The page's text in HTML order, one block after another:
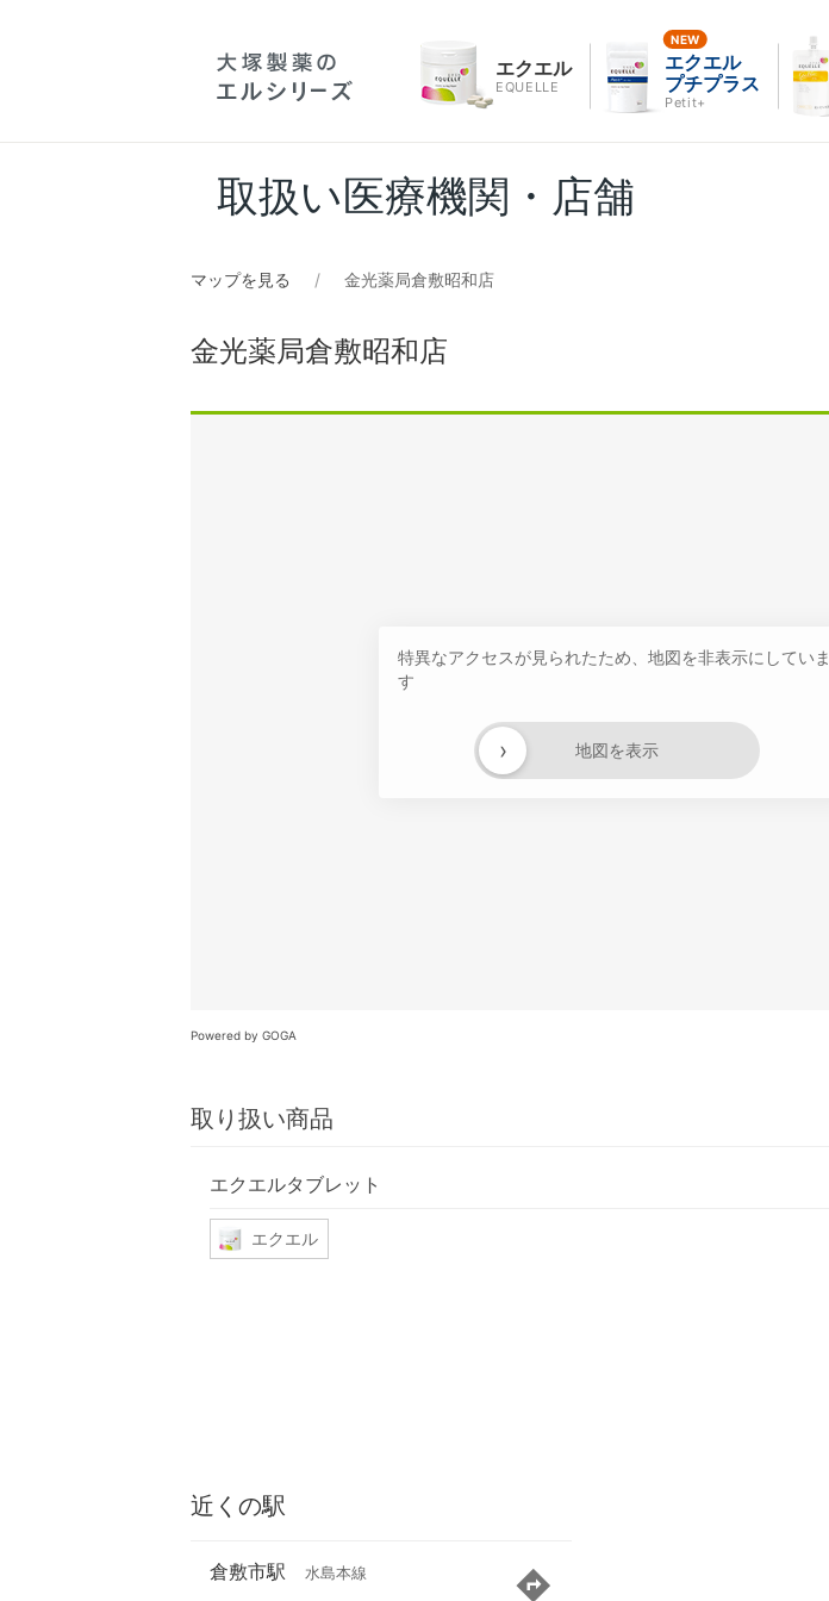
エクエル
EQUELLE
エクエル
プチプラス
Petit+
取扱い医療機関・店舗
マップを見る 金光薬局倉敷昭和店
金光薬局倉敷昭和店
特異なアクセスが見られたため、地図を非表示にしていま
す
地図を表示
›
Powered by GOGA
取り扱い商品
エクエルタブレット
エクエル
近くの駅
倉敷市駅 水島本線